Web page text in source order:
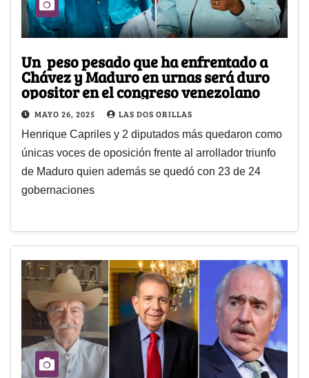
Un peso pesado que ha enfrentado a
Chávez y Maduro en urnas será duro
opositor en el congreso venezolano
MAYO 26, 2025 LAS DOS ORILLAS
Henrique Capriles y 2 diputados más quedaron como
únicas voces de oposición frente al arrollador triunfo
de Maduro quien además se quedó con 23 de 24
gobernaciones